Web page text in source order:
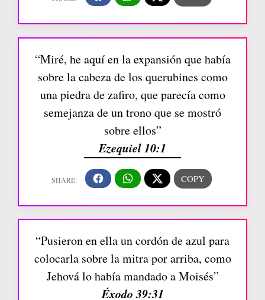
“Miré, he aquí en la expansión que había
sobre la cabeza de los querubines como
una piedra de zafiro, que parecía como
semejanza de un trono que se mostró
sobre ellos”
Ezequiel 10:1
“Pusieron en ella un cordón de azul para
colocarla sobre la mitra por arriba, como
Jehová lo había mandado a Moisés”
Éxodo 39:31